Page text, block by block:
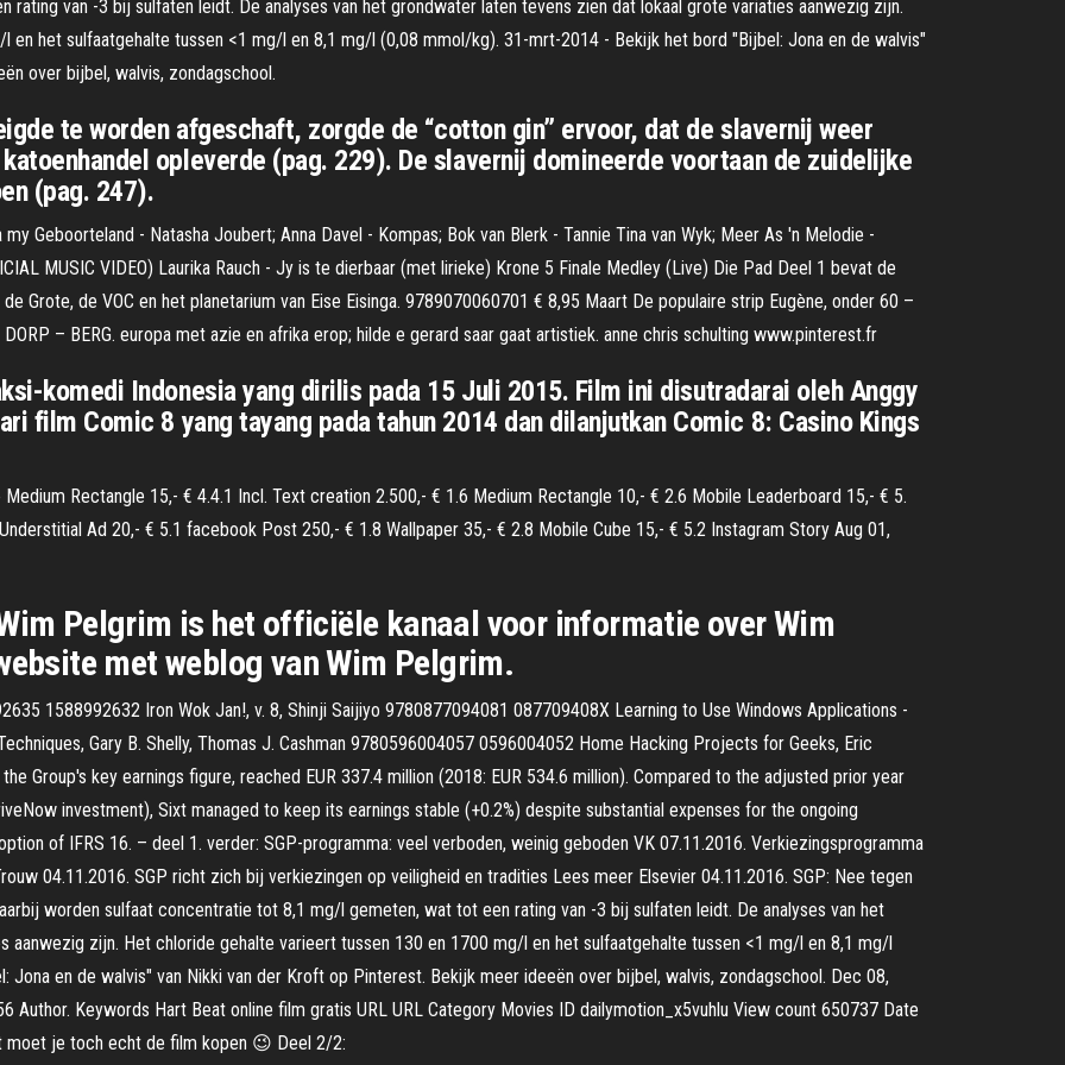
van -3 bij sulfaten leidt. De analyses van het grondwater laten tevens zien dat lokaal grote variaties aanwezig zijn.
en het sulfaatgehalte tussen <1 mg/l en 8,1 mg/l (0,08 mmol/kg). 31-mrt-2014 - Bekijk het bord "Bijbel: Jona en de walvis"
over bijbel, walvis, zondagschool.
te worden afgeschaft, zorgde de “cotton gin” ervoor, dat de slavernij weer
opleverde (pag. 229). De slavernij domineerde voortaan de zuidelijke
(pag. 247).
Geboorteland - Natasha Joubert; Anna Davel - Kompas; Bok van Blerk - Tannie Tina van Wyk; Meer As 'n Melodie -
MUSIC VIDEO) Laurika Rauch - Jy is te dierbaar (met lirieke) Krone 5 Finale Medley (Live) Die Pad Deel 1 bevat de
Grote, de VOC en het planetarium van Eise Eisinga. 9789070060701 € 8,95 Maart De populaire strip Eugène, onder 60 –
– BERG. europa met azie en afrika erop; hilde e gerard saar gaat artistiek. anne chris schulting www.pinterest.fr
komedi Indonesia yang dirilis pada 15 Juli 2015. Film ini disutradarai oleh Anggy
film Comic 8 yang tayang pada tahun 2014 dan dilanjutkan Comic 8: Casino Kings
Rectangle 15,- € 4.4.1 Incl. Text creation 2.500,- € 1.6 Medium Rectangle 10,- € 2.6 Mobile Leaderboard 15,- € 5.
Ad 20,- € 5.1 facebook Post 250,- € 1.8 Wallpaper 35,- € 2.8 Mobile Cube 15,- € 5.2 Instagram Story Aug 01,
Pelgrim is het officiële kanaal voor informatie over Wim
met weblog van Wim Pelgrim.
1588992632 Iron Wok Jan!, v. 8, Shinji Saijiyo 9780877094081 087709408X Learning to Use Windows Applications -
Gary B. Shelly, Thomas J. Cashman 9780596004057 0596004052 Home Hacking Projects for Geeks, Eric
Group's key earnings figure, reached EUR 337.4 million (2018: EUR 534.6 million). Compared to the adjusted prior year
investment), Sixt managed to keep its earnings stable (+0.2%) despite substantial expenses for the ongoing
of IFRS 16. – deel 1. verder: SGP-programma: veel verboden, weinig geboden VK 07.11.2016. Verkiezingsprogramma
04.11.2016. SGP richt zich bij verkiezingen op veiligheid en tradities Lees meer Elsevier 04.11.2016. SGP: Nee tegen
worden sulfaat concentratie tot 8,1 mg/l gemeten, wat tot een rating van -3 bij sulfaten leidt. De analyses van het
aanwezig zijn. Het chloride gehalte varieert tussen 130 en 1700 mg/l en het sulfaatgehalte tussen <1 mg/l en 8,1 mg/l
en de walvis" van Nikki van der Kroft op Pinterest. Bekijk meer ideeën over bijbel, walvis, zondagschool. Dec 08,
Author. Keywords Hart Beat online film gratis URL URL Category Movies ID dailymotion_x5vuhlu View count 650737 Date
je toch echt de film kopen 😉 Deel 2/2: